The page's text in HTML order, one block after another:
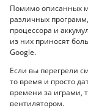
Помимо описанных
различных
процессора и
из них приносят
Google.
Если вы перегрели
то время и просто
времени за играми,
вентилятором.